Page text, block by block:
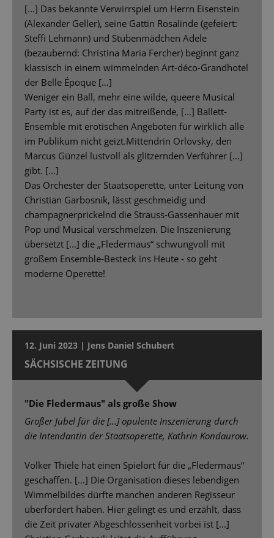
[...] Das bekannte Verwirrspiel um Herrn Eisenstein
(Alexander Geller), seine Gattin Rosalinde (gefeiert:
Stefﬁ Lehmann) und Stubenmädchen Adele
(bezaubernd: Christina Maria Fercher) beginnt ganz
klassisch in einem wimmelnden Art-déco-Grandhotel
der Belle Époque […]
Weniger ein Ball, mehr eine wilde, queere Musical
Party ist es, auf der das mitreißende, [...] Ballett-
Ensemble mit erotischen Angeboten für wirklich alle
im Publikum nicht geizt.Mittendrin Orlovsky, den
Marcus Günzel lustvoll als glitzernden Verführer [...]
gibt. [...]
Das Orchester der Staatsoperette, unter Leitung von
Christian Garbosnik, lässt geschmeidig und
champagnerprickelnd die Strauss-Gassenhauer mit
Pop und Musical verschmelzen. Die Inszenierung
übersetzt [...] die „Fledermaus“ schwungvoll mit
großem Ensemble-Besteck ins Heute - so geht
moderne Operette!
12. Juni 2023 | Jens Daniel Schubert
SÄCHSISCHE ZEITUNG
"Die Fledermaus" als große Show
Großer Jubel für die [...] opulente Inszenierung durch
die Intendantin der Staatsoperette, Kathrin Kondaurow.
Volker Thiele hat einen Spielort für die „Fledermaus“
geschaffen. [...] Die Organisation dieses lebendigen
Wimmelbildes dürfte manchen anderen Regisseur
überfordert haben. Hier gelingt es und erzählt, dass
die Zeit privater Abgeschlossenheit vorbei ist [...]